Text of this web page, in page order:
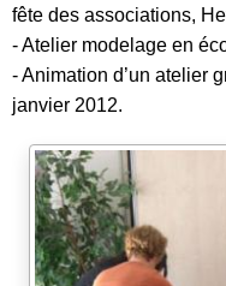
fête des associations,
- Atelier modelage en
- Animation d’un atelier
janvier 2012.